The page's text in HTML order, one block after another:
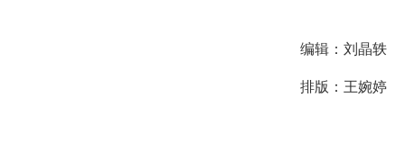
编辑：刘晶轶
排版：王婉婷